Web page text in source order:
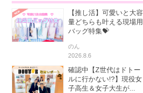
【推し活】可愛いと大容
量どちらも叶える現場用
バッグ特集💝
のん
2026.8.6
確認中【Z世代はドトー
ルに行かない!?】現役女
子高生＆女子大生が...